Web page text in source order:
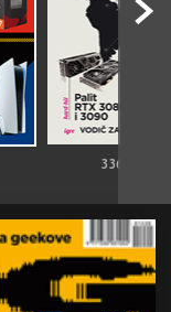
336 /